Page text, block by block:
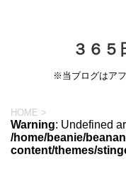
３６５
※当ブログはア
HOME >
Warning: Undefined
/home/beanie/
content/themes/